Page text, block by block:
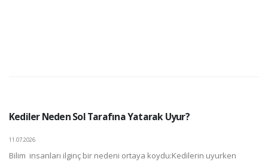
Kediler Neden Sol Tarafına Yatarak Uyur?
11.07.2026
Bilim insanları ilginç bir nedeni ortaya koydu:Kedilerin uyurken